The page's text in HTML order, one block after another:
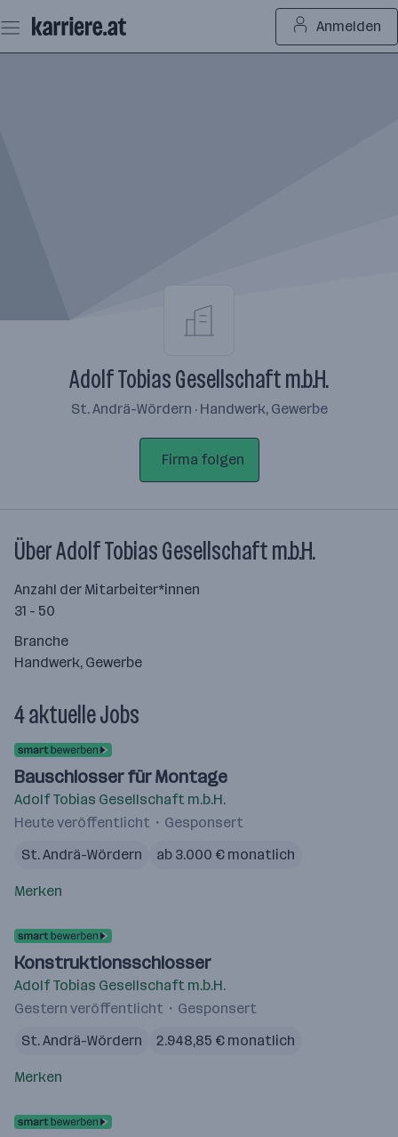
Seiteninhalt
springen
Anmelden
Adolf Tobias Gesellschaft m.b.H.
St. Andrä-Wördern · Handwerk, Gewerbe
Firma folgen
Über Adolf Tobias Gesellschaft m.b.H.
Anzahl der Mitarbeiter*innen
31 - 50
Branche
Handwerk, Gewerbe
4 aktuelle Jobs
Bauschlosser für Montage
Adolf Tobias Gesellschaft m.b.H.
Heute veröffentlicht
Gesponsert
St. Andrä-Wördern
ab 3.000 € monatlich
Merken
Konstruktionsschlosser
Adolf Tobias Gesellschaft m.b.H.
Gestern veröffentlicht
Gesponsert
St. Andrä-Wördern
2.948,85 € monatlich
Merken